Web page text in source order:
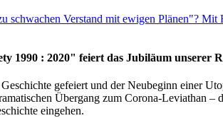
schwachen Verstand mit ewigen Plänen"?
1990 : 2020" feiert das Jubiläum
gefeiert und der Neubeginn einer
Übergang zum Corona-Leviathan
eingehen.